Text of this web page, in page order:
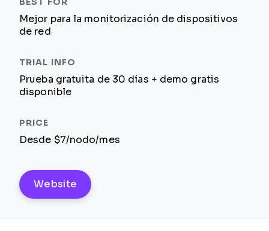
Mejor para la monitorización de dispositivos
de red
Prueba gratuita de 30 días + demo gratis
disponible
Desde $7/nodo/mes
Website